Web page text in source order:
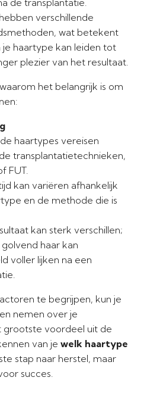
de transplantatie.
verschillende
wat betekent
haartype kan leiden tot
plezier van het resultaat.
het belangrijk is om
haartypes vereisen
transplantatietechnieken,
FUT.
kan variëren afhankelijk
en de methode die is
kan sterk verschillen;
haar kan
voller lijken na een
te begrijpen, kun je
nemen over je
grootste voordeel uit de
van je welk haartype
stap naar herstel, maar
succes.